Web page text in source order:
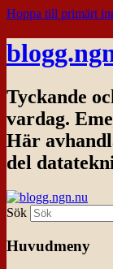
Hoppa till primärt
Tyckande
vardag.
Här
del
Sök
Huvudmeny